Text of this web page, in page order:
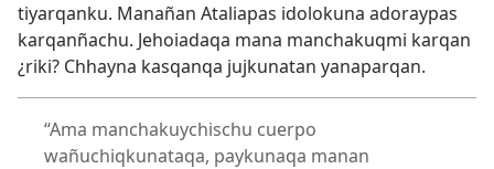
tiyarqanku. Manañan Ataliapas idolokuna adoraypas
karqanñachu. Jehoiadaqa mana manchakuqmi karqan
¿riki? Chhayna kasqanqa jujkunatan yanaparqan.
“Ama manchakuychischu cuerpo
wañuchiqkunataqa, paykunaqa manan